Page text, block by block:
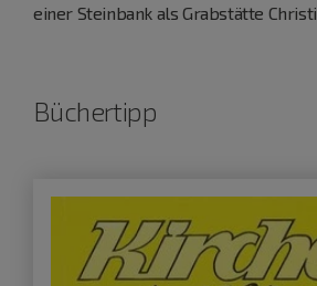
einer Steinbank als Grabstätte Christi.
Büchertipp